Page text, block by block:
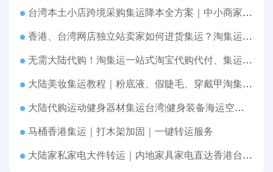
台湾本土小店跨境采购集运降本全方案｜中小商家跨境物流优化攻略
香港、台湾网店独立站卖家如何进货集运？淘集运一站式采购转运方案
无需大陆代购！淘集运一站式淘宝代购代付、集运转运直达台湾
大陆美妆集运教程｜粉底液、假睫毛、穿戴甲淘集运香港台湾转运&台湾代购完整指南
大陆代购运动健身器材集运台湾|健身装备海运空运直送、送货到府
马桶香港集运｜打木架加固｜一键转运服务
大陆家私家电大件转运｜内地家具家电直达香港台湾送货上府